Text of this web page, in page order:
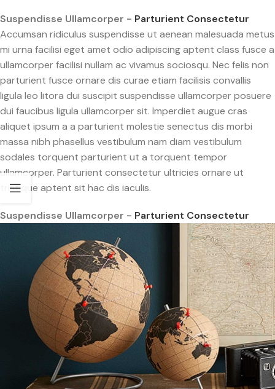
Suspendisse Ullamcorper - Parturient Consectetur
Accumsan ridiculus suspendisse ut aenean malesuada metus
mi urna facilisi eget amet odio adipiscing aptent class fusce a
ullamcorper facilisi nullam ac vivamus sociosqu. Nec felis non
parturient fusce ornare dis curae etiam facilisis convallis
ligula leo litora dui suscipit suspendisse ullamcorper posuere
dui faucibus ligula ullamcorper sit. Imperdiet augue cras
aliquet ipsum a a parturient molestie senectus dis morbi
massa nibh phasellus vestibulum nam diam vestibulum
sodales torquent parturient ut a torquent tempor
ullamcorper. Parturient consectetur ultricies ornare ut
tristique aptent sit hac dis iaculis.
Suspendisse Ullamcorper - Parturient Consectetur